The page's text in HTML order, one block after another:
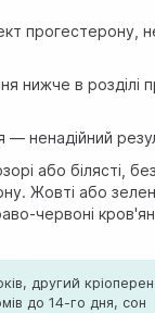
прогестерону,
нижче в розділі
— ненадійний
або білясті,
Жовті або
червоні
другий
до 14-го дня, сон